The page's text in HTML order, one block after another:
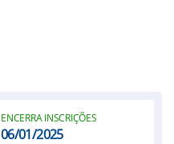
ENCERRA INSCRIÇÕES
06/01/2025